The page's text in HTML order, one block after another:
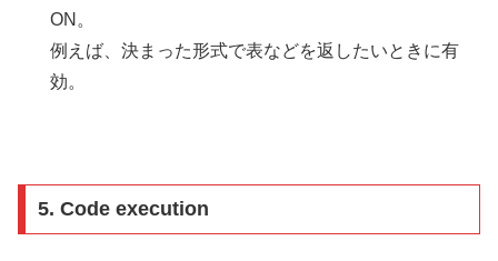
ON。
例えば、決まった形式で表などを返したいときに有
効。
5. Code execution